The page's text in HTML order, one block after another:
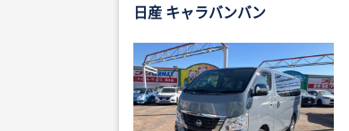
日産 キャラバンバン